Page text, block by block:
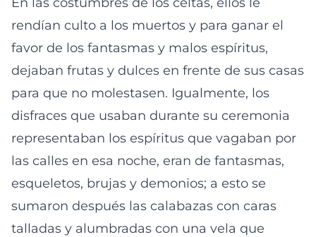
rendían culto a los muertos y para ganar el
favor de los fantasmas y malos espíritus,
dejaban frutas y dulces en frente de sus casas
para que no molestasen. Igualmente, los
disfraces que usaban durante su ceremonia
representaban los espíritus que vagaban por
las calles en esa noche, eran de fantasmas,
esqueletos, brujas y demonios; a esto se
sumaron después las calabazas con caras
talladas y alumbradas con una vela que